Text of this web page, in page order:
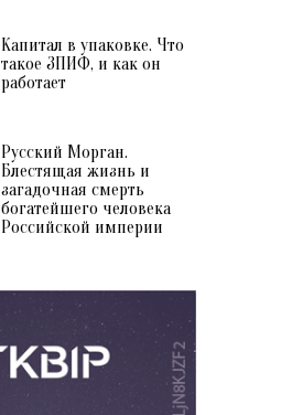
Капитал в упаковке. Что
такое ЗПИФ, и как он
работает
Русский Морган.
Блестящая жизнь и
загадочная смерть
богатейшего человека
Российской империи